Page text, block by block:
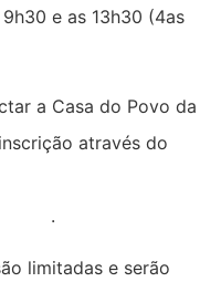
e as 13h30 (4as
a Casa do Povo da
através do
.
limitadas e serão